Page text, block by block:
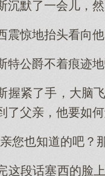
沉默了一会儿，
震惊地抬头看向他
特公爵不着痕迹
握紧了手，大脑
了父亲，他要如
您也知道的吧？
这段话塞西的脸